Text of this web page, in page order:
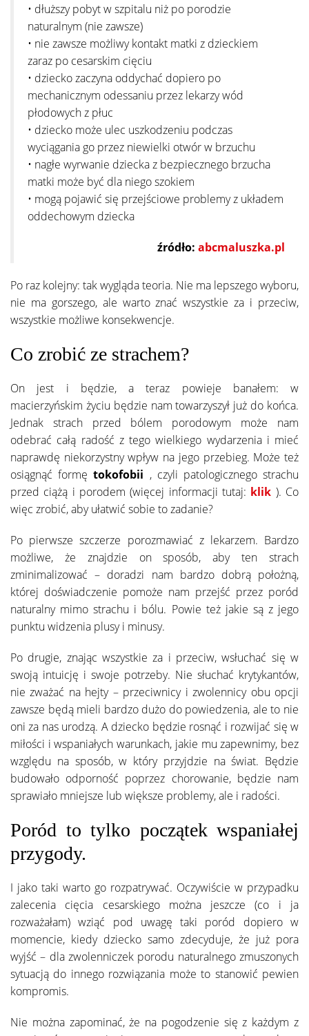
• dłuższy pobyt w szpitalu niż po porodzie
naturalnym (nie zawsze)
• nie zawsze możliwy kontakt matki z dzieckiem
zaraz po cesarskim cięciu
• dziecko zaczyna oddychać dopiero po
mechanicznym odessaniu przez lekarzy wód
płodowych z płuc
• dziecko może ulec uszkodzeniu podczas
wyciągania go przez niewielki otwór w brzuchu
• nagłe wyrwanie dziecka z bezpiecznego brzucha
matki może być dla niego szokiem
• mogą pojawić się przejściowe problemy z układem
oddechowym dziecka
źródło: abcmaluszka.pl
Po raz kolejny: tak wygląda teoria. Nie ma lepszego wyboru,
nie ma gorszego, ale warto znać wszystkie za i przeciw,
wszystkie możliwe konsekwencje.
Co zrobić ze strachem?
On jest i będzie, a teraz powieje banałem: w
macierzyńskim życiu będzie nam towarzyszył już do końca.
Jednak strach przed bólem porodowym może nam
odebrać całą radość z tego wielkiego wydarzenia i mieć
naprawdę niekorzystny wpływ na jego przebieg. Może też
osiągnąć formętokofobii , czyli patologicznego strachu
przed ciążą i porodem (więcej informacji tutaj: klik ). Co
więc zrobić, aby ułatwić sobie to zadanie?
Po pierwsze szczerze porozmawiać z lekarzem. Bardzo
możliwe, że znajdzie on sposób, aby ten strach
zminimalizować – doradzi nam bardzo dobrą położną,
której doświadczenie pomoże nam przejść przez poród
naturalny mimo strachu i bólu. Powie też jakie są z jego
punktu widzenia plusy i minusy.
Po drugie, znając wszystkie za i przeciw, wsłuchać się w
swoją intuicję i swoje potrzeby. Nie słuchać krytykantów,
nie zważać na hejty – przeciwnicy i zwolennicy obu opcji
zawsze będą mieli bardzo dużo do powiedzenia, ale to nie
oni za nas urodzą. A dziecko będzie rosnąć i rozwijać się w
miłości i wspaniałych warunkach, jakie mu zapewnimy, bez
względu na sposób, w który przyjdzie na świat. Będzie
budowało odporność poprzez chorowanie, będzie nam
sprawiało mniejsze lub większe problemy, ale i radości.
Poród to tylko początek wspaniałej
przygody.
I jako taki warto go rozpatrywać. Oczywiście w przypadku
zalecenia cięcia cesarskiego można jeszcze (co i ja
rozważałam) wziąć pod uwagę taki poród dopiero w
momencie, kiedy dziecko samo zdecyduje, że już pora
wyjść – dla zwolenniczek porodu naturalnego zmuszonych
sytuacją do innego rozwiązania może to stanowić pewien
kompromis.
Nie można zapominać, że na pogodzenie się z każdym z